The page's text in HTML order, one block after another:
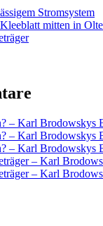
Stromsystem
mitten in
– Karl Brodowskys
– Karl Brodowskys
– Karl Brodowskys
– Karl
– Karl